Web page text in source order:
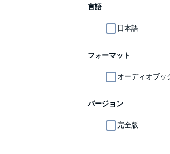
言語
日本語
フォーマット
オーディオブッ
バージョン
完全版